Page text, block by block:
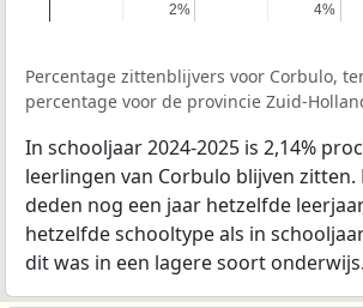
2%
2% 4%
4%
Percentage zittenblijvers voor Corbulo,
percentage voor de provincie Zuid-
In schooljaar 2024-2025 is 2,14%
leerlingen van Corbulo blijven zitten.
deden nog een jaar hetzelfde
hetzelfde schooltype als in
dit was in een lagere soort onderwijs.